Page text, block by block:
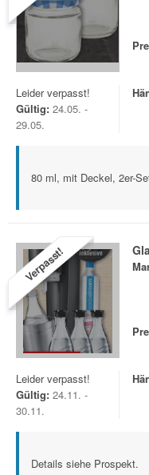
Leider verpasst!
Gültig: 24.05. -
29.05.
80 ml, mit Deckel, 2er-
Verpasst!
Leider verpasst!
Gültig: 24.11. -
30.11.
Details siehe Prospekt.